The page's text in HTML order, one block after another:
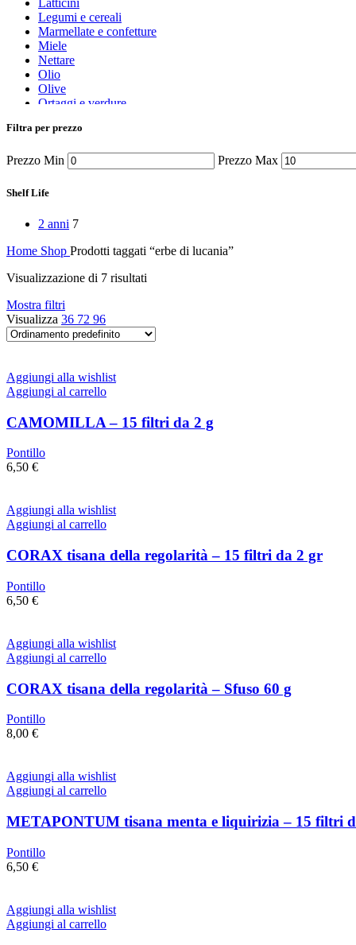
Latticini
Legumi e cereali
Marmellate e confetture
Miele
Nettare
Olio
Olive
Ortaggi e verdure
Peperoncino
Prodotti da forno
Semi
Sughi pronti e passate
Tisane
Vari
Vino e liquori
Zafferano
Filtra per prezzo
Prezzo Min Prezzo Max
Shelf Life
2 anni 7
Home Shop Prodotti taggati “erbe di lucania”
Visualizzazione di 7 risultati
Mostra filtri
Visualizza 36 72 96
Aggiungi alla wishlist
Aggiungi al carrello
CAMOMILLA – 15 filtri da 2 g
Pontillo
6,50 €
Aggiungi alla wishlist
Aggiungi al carrello
CORAX tisana della regolarità – 15 filtri da 2 gr
Pontillo
6,50 €
Aggiungi alla wishlist
Aggiungi al carrello
CORAX tisana della regolarità – Sfuso 60 g
Pontillo
8,00 €
Aggiungi alla wishlist
Aggiungi al carrello
METAPONTUM tisana menta e liquirizia – 15 filtri
Pontillo
6,50 €
Aggiungi alla wishlist
Aggiungi al carrello